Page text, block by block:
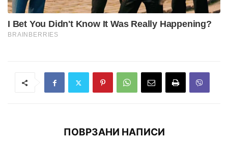
ПОВРЗАНИ НАПИСИ